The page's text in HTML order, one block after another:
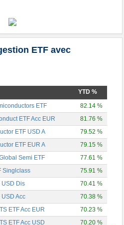
ETF avec
YTD %
ETF
82.14 %
ETF Acc EUR
81.76 %
ETF USD A
79.52 %
ETF EUR A
79.15 %
Semi ETF
77.61 %
Singlclass
75.91 %
USD Dis
70.41 %
Acc
70.38 %
ETF Acc EUR
70.23 %
ETF Acc USD 70.20 %